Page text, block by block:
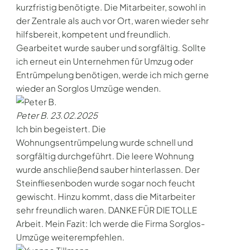
kurzfristig benötigte. Die Mitarbeiter, sowohl in
der Zentrale als auch vor Ort, waren wieder sehr
hilfsbereit, kompetent und freundlich.
Gearbeitet wurde sauber und sorgfältig. Sollte
ich erneut ein Unternehmen für Umzug oder
Entrümpelung benötigen, werde ich mich gerne
wieder an Sorglos Umzüge wenden.
Peter B. 23.02.2025
Ich bin begeistert. Die
Wohnungsentrümpelung wurde schnell und
sorgfältig durchgeführt. Die leere Wohnung
wurde anschließend sauber hinterlassen. Der
Steinfliesenboden wurde sogar noch feucht
gewischt. Hinzu kommt, dass die Mitarbeiter
sehr freundlich waren. DANKE FÜR DIE TOLLE
Arbeit. Mein Fazit: Ich werde die Firma Sorglos-
Umzüge weiterempfehlen.